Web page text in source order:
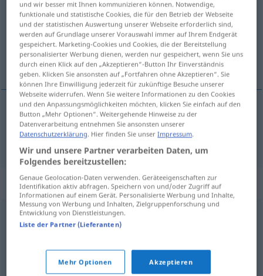
Übersicht aller Übersetzungen
(Für mehr Details die Übersetzung anklicken/antippen)
打量
打量[dǎliang] musternprüfend betrachten
Synonyme für "mustern"
angucken,gucken,blicken
zugucken
und wir besser mit Ihnen kommunizieren können. Notwendige,
funktionale und statistische Cookies, die für den Betrieb der Webseite
und der statistischen Auswertung unserer Webseite erforderlich sind,
werden auf Grundlage unserer Vorauswahl immer auf Ihrem Endgerät
gespeichert. Marketing-Cookies und Cookies, die der Bereitstellung
personalisierter Werbung dienen, werden nur gespeichert, wenn Sie uns
durch einen Klick auf den „Akzeptieren“-Button Ihr Einverständnis
geben. Klicken Sie ansonsten auf „Fortfahren ohne Akzeptieren“. Sie
können Ihre Einwilligung jederzeit für zukünftige Besuche unserer
Webseite widerrufen. Wenn Sie weitere Informationen zu den Cookies
und den Anpassungsmöglichkeiten möchten, klicken Sie einfach auf den
Button „Mehr Optionen“. Weitergehende Hinweise zu der
Datenverarbeitung entnehmen Sie ansonsten unserer
Datenschutzerklärung. Hier finden Sie unserImpressum.
Wir und unsere Partner verarbeiten Daten, um
Folgendes bereitzustellen:
Genaue Geolocation-Daten verwenden. Geräteeigenschaften zur
Identifikation aktiv abfragen. Speichern von und/oder Zugriff auf
Informationen auf einem Gerät. Personalisierte Werbung und Inhalte,
Messung von Werbung und Inhalten, Zielgruppenforschung und
Entwicklung von Dienstleistungen.
Liste der Partner (Lieferanten)
Mehr Optionen Akzeptieren